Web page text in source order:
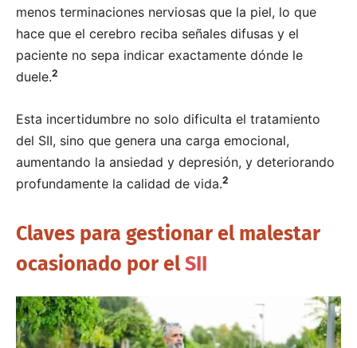
menos terminaciones nerviosas que la piel, lo que
hace que el cerebro reciba señales difusas y el
paciente no sepa indicar exactamente dónde le
duele.2
Esta incertidumbre no solo dificulta el tratamiento
del SII, sino que genera una carga emocional,
aumentando la ansiedad y depresión, y deteriorando
profundamente la calidad de vida.2
Claves para gestionar el malestar
ocasionado por elSII